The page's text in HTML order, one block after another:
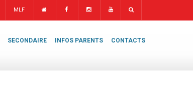
MLF
SECONDAIRE INFOS PARENTS CONTACTS